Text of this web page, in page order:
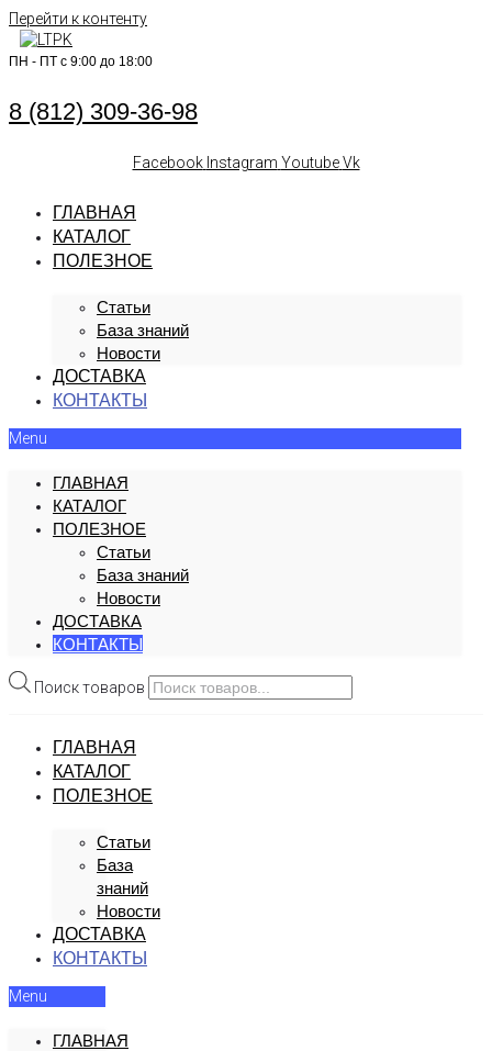
Перейти к контенту
ПН - ПТ с 9:00 до 18:00
8 (812) 309-36-98
Facebook Instagram Youtube Vk
ГЛАВНАЯ
КАТАЛОГ
ПОЛЕЗНОЕ
Статьи
База знаний
Новости
ДОСТАВКА
КОНТАКТЫ
Menu
ГЛАВНАЯ
КАТАЛОГ
ПОЛЕЗНОЕ
Статьи
База знаний
Новости
ДОСТАВКА
КОНТАКТЫ
Поиск товаров
ГЛАВНАЯ
КАТАЛОГ
ПОЛЕЗНОЕ
Статьи
База
знаний
Новости
ДОСТАВКА
КОНТАКТЫ
Menu
ГЛАВНАЯ